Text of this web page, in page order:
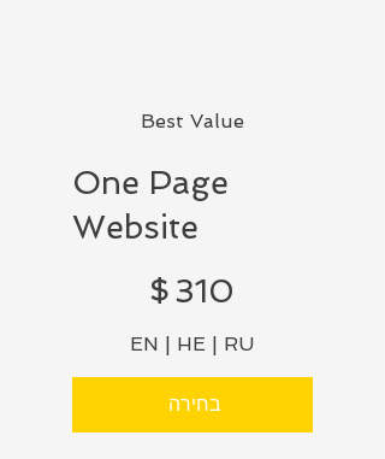
Best Value
One Page
Website
$310
EN | HE | RU
בחירה